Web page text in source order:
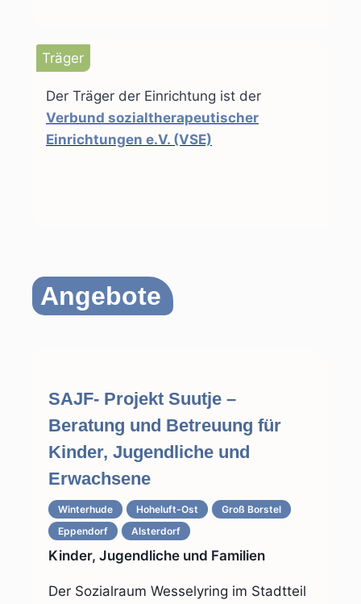
Träger
Der Träger der Einrichtung ist der
Verbund sozialtherapeutischer
Einrichtungen e.V. (VSE)
Angebote
SAJF- Projekt Suutje –
Beratung und Betreuung für
Kinder, Jugendliche und
Erwachsene
Winterhude Hoheluft-Ost
Groß Borstel
Eppendorf
Alsterdorf
Kinder, Jugendliche und Familien
Der Sozialraum Wesselyring im Stadtteil